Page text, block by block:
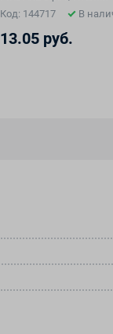
Код: 144717
В
13.05 руб.